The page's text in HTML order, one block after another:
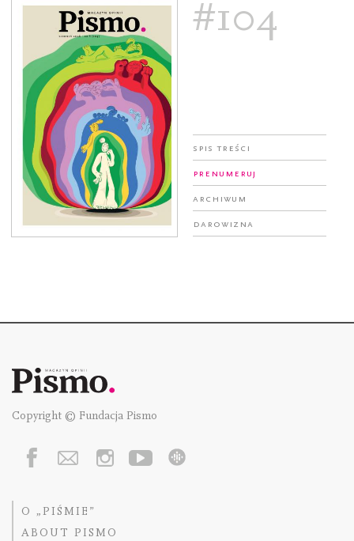
#104
Spis treści
Prenumeruj
Archiwum
Darowizna
Copyright © Fundacja Pismo
O „PIŚMIE”
ABOUT PISMO